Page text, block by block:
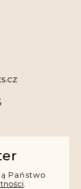
Państwo